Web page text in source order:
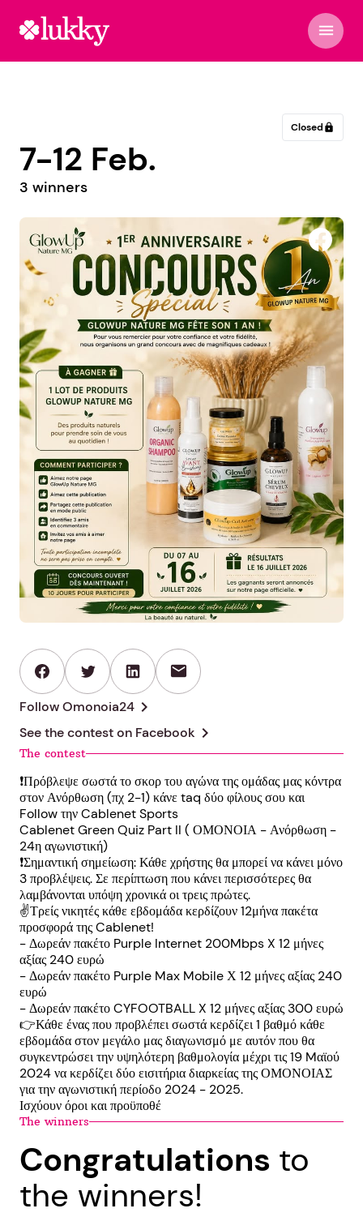
menu
Closed lock
7-12 Feb.
3 winners
Omonoia24
mail
Follow Omonoia24 chevron_right
See the contest on Facebook chevron_right
The contest
❗Πρόβλεψε σωστά το σκορ του αγώνα της ομάδας μας κόντρα
στον Ανόρθωση (πχ 2-1) κάνε taq δύο φίλους σου και
Follow την Cablenet Sports
Cablenet Green Quiz Part II ( ΟΜΟΝΟΙΑ - Ανόρθωση -
24η αγωνιστική)
❗Σημαντική σημείωση: Κάθε χρήστης θα μπορεί να κάνει μόνο
3 προβλέψεις. Σε περίπτωση που κάνει περισσότερες θα
λαμβάνονται υπόψη χρονικά οι τρεις πρώτες.
✌️Τρείς νικητές κάθε εβδομάδα κερδίζουν 12μήνα πακέτα
προσφορά της Cablenet!
- Δωρεάν πακέτο Purple Internet 200Mbps X 12 μήνες
αξίας 240 ευρώ
- Δωρεάν πακέτο Purple Max Mobile Χ 12 μήνες αξίας 240
ευρώ
- Δωρεάν πακέτο CYFOOTBALL X 12 μήνες αξίας 300 ευρώ
👉Κάθε ένας που προβλέπει σωστά κερδίζει 1 βαθμό κάθε
εβδομάδα στον μεγάλο μας διαγωνισμό με αυτόν που θα
συγκεντρώσει την υψηλότερη βαθμολογία μέχρι τις 19 Mαϊού
2024 να κερδίζει δύο εισιτήρια διαρκείας της ΟΜΟΝΟΙΑΣ
για την αγωνιστική περίοδο 2024 - 2025.
Ισχύουν όροι και προϋποθέ
The winners
Congratulations to
the winners!